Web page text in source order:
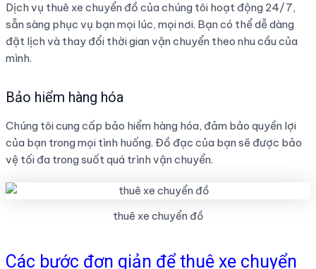
Dịch vụ thuê xe chuyển đồ của chúng tôi hoạt động 24/7,
sẵn sàng phục vụ bạn mọi lúc, mọi nơi. Bạn có thể dễ dàng
đặt lịch và thay đổi thời gian vận chuyển theo nhu cầu của
mình.
Bảo hiểm hàng hóa
Chúng tôi cung cấp bảo hiểm hàng hóa, đảm bảo quyền lợi
của bạn trong mọi tình huống. Đồ đạc của bạn sẽ được bảo
vệ tối đa trong suốt quá trình vận chuyển.
thuê xe chuyển đồ
Các bước đơn giản để thuê xe chuyển